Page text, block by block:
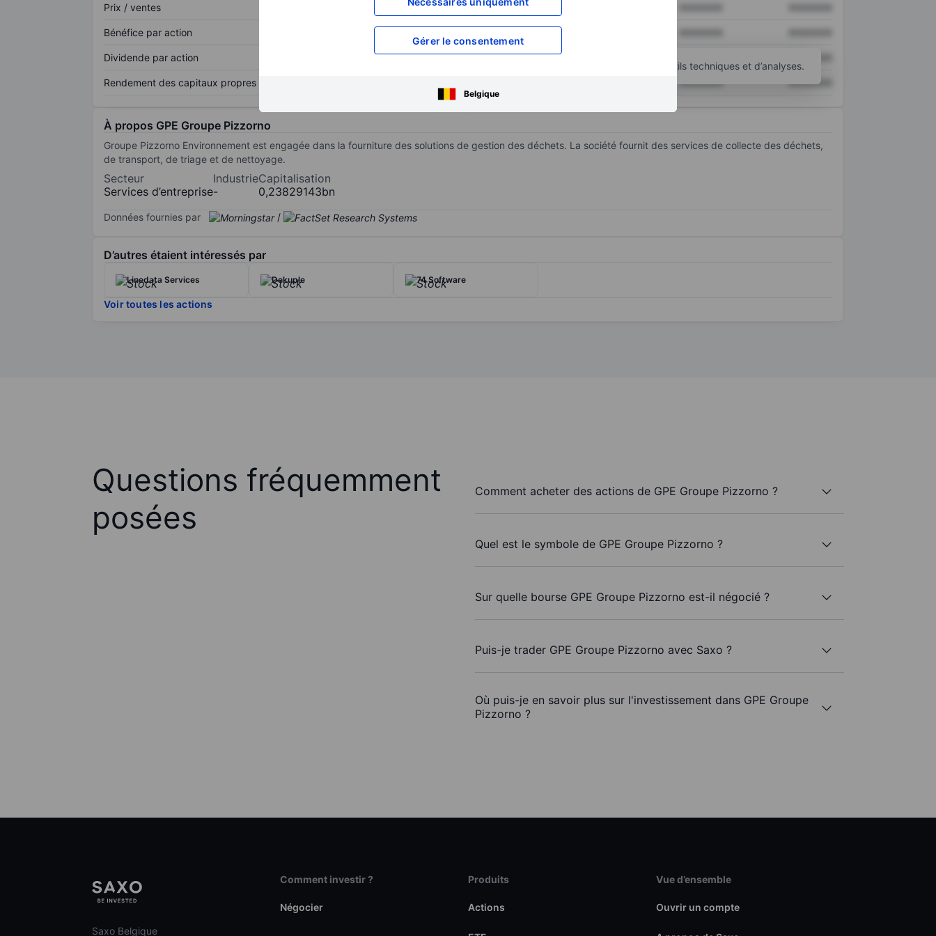
Gérer le consentement
Belgique
Prix / ventes XXXXXXX
Bénéfice par action
Dividende par action XXXXXXX
Rendement des capitaux propres XXXXXXX XXXXXXX
pour accéder à d’autres outils techniques et d’analyses.
À propos GPE Groupe Pizzorno
Groupe Pizzorno Environnement est engagée dans la fourniture des solutions de gestion des déchets. La société fournit des services de collecte des déchets,
de transport, de triage et de nettoyage.
Secteur
Services d’entreprise
Industrie
-
Capitalisation
0,23829143bn
Données fournies par /
D’autres étaient intéressés par
Linedata Services Dekuple 74 Software
Voir toutes les actions
Questions fréquemment
posées
Comment acheter des actions de GPE Groupe Pizzorno ?
Quel est le symbole de GPE Groupe Pizzorno ?
Sur quelle bourse GPE Groupe Pizzorno est-il négocié ?
Puis-je trader GPE Groupe Pizzorno avec Saxo ?
Où puis-je en savoir plus sur l'investissement dans GPE Groupe
Pizzorno ?
Saxo Belgique
Comment investir ?
Négocier
Produits
Actions
Vue d’ensemble
Ouvrir un compte